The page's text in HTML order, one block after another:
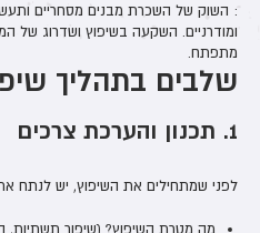
: השוק של השכרת מבנים מסחריים
ומודרניים. השקעה בשיפוץ ושדרוג של
מתפתח.
שלבים בתהליך
1. תכנון והערכת צרכים
לפני שמתחילים את השיפוץ, יש לנתח
מה מטרת השיפוץ? (שיפור תשתיות,